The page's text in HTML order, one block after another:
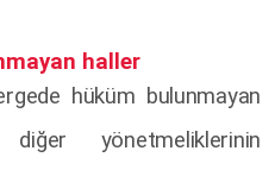
haller
hüküm bulunmayan
yönetmeliklerinin